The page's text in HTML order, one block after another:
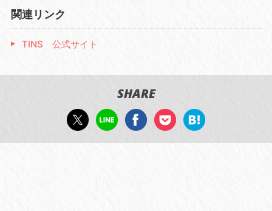
関連リンク
TINS 公式サイト
SHARE